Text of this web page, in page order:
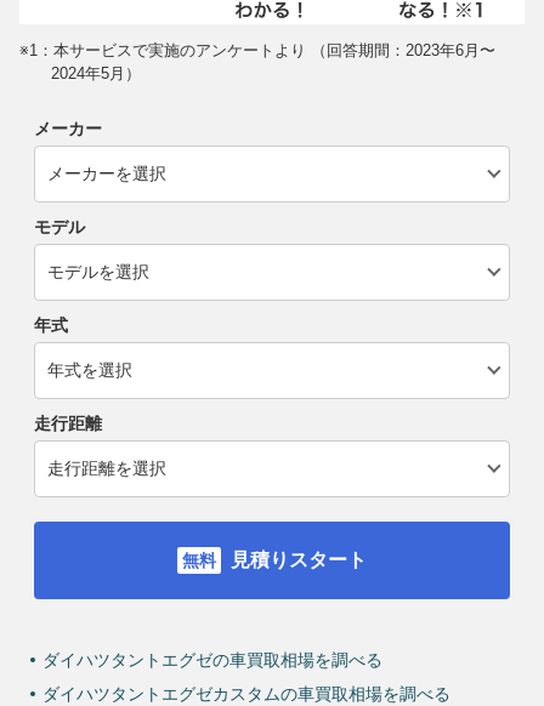
※1：本サービスで実施のアンケートより （回答期間：2023年6月〜
2024年5月）
メーカー
モデル
年式
走行距離
見積りスタート
ダイハツタントエグゼの車買取相場を調べる
ダイハツタントエグゼカスタムの車買取相場を調べる